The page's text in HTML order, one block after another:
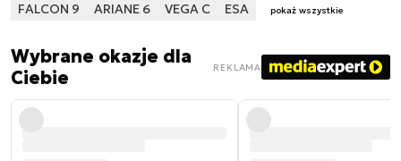
FALCON 9 ARIANE 6 VEGA C ESA pokaż wszystkie
Wybrane okazje dla
Ciebie
REKLAMA